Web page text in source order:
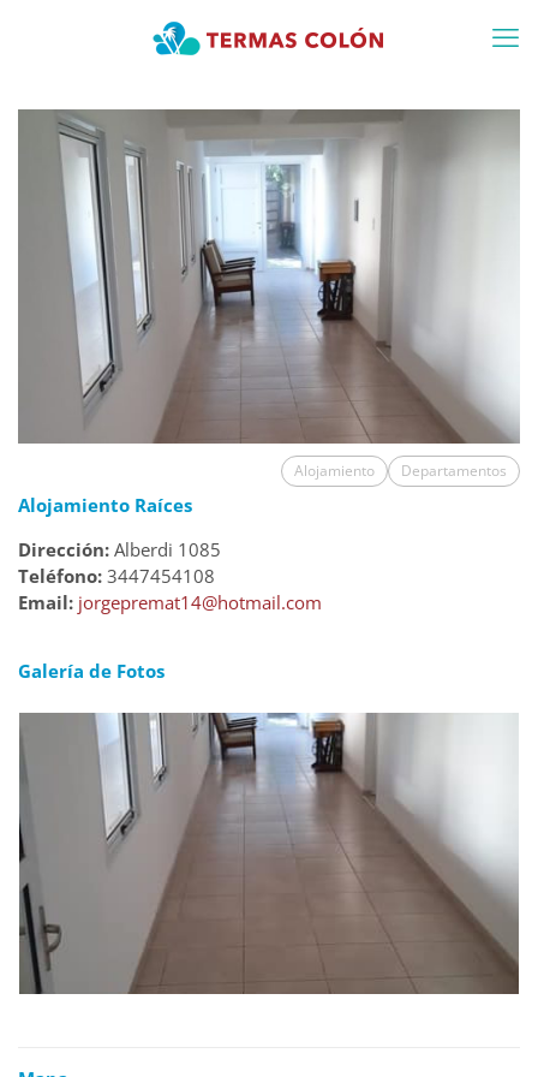
Alojamiento Departamentos
Alojamiento Raíces
Dirección: Alberdi 1085
Teléfono: 3447454108
Email: jorgepremat14@hotmail.com
Galería de Fotos